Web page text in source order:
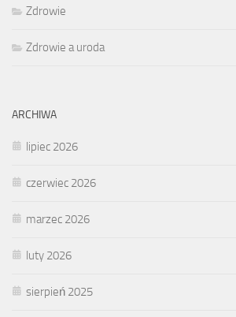
Zdrowie
Zdrowie a uroda
ARCHIWA
lipiec 2026
czerwiec 2026
marzec 2026
luty 2026
sierpień 2025